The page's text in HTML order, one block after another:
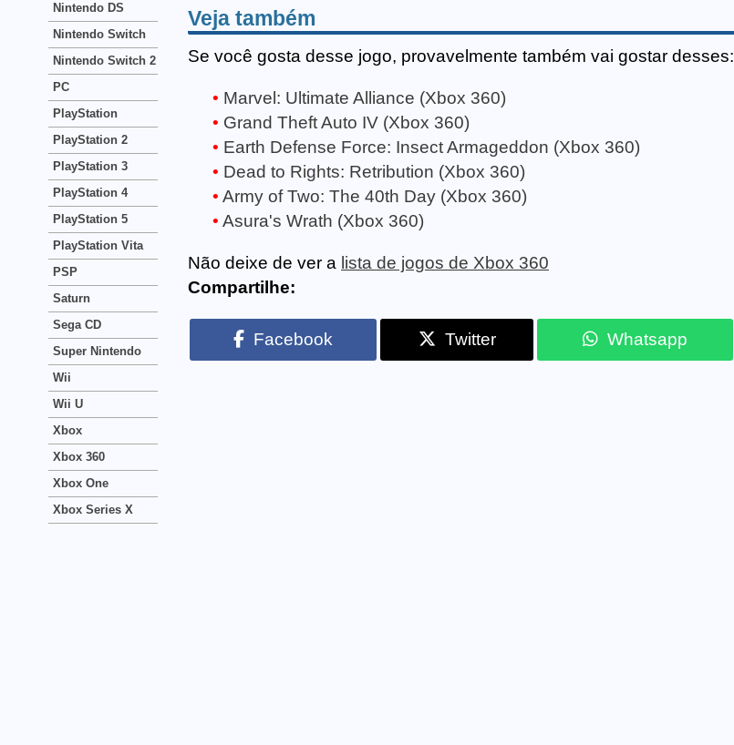
Veja também
Se você gosta desse jogo, provavelmente também vai gostar desses:
Marvel: Ultimate Alliance (Xbox 360)
Grand Theft Auto IV (Xbox 360)
Earth Defense Force: Insect Armageddon (Xbox 360)
Dead to Rights: Retribution (Xbox 360)
Army of Two: The 40th Day (Xbox 360)
Asura's Wrath (Xbox 360)
Não deixe de ver a lista de jogos de Xbox 360
Compartilhe:
Facebook Twitter Whatsapp
Nintendo DS
Nintendo Switch
Nintendo Switch 2
PC
PlayStation
PlayStation 2
PlayStation 3
PlayStation 4
PlayStation 5
PlayStation Vita
PSP
Saturn
Sega CD
Super Nintendo
Wii
Wii U
Xbox
Xbox 360
Xbox One
Xbox Series X